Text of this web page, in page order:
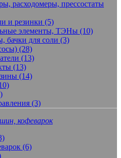
расходомеры, прессостаты
и резинки (5)
элементы, ТЭНы (10)
бачки для соли (3)
(28)
(13)
(13)
(14)
(3)
кофеварок
(6)